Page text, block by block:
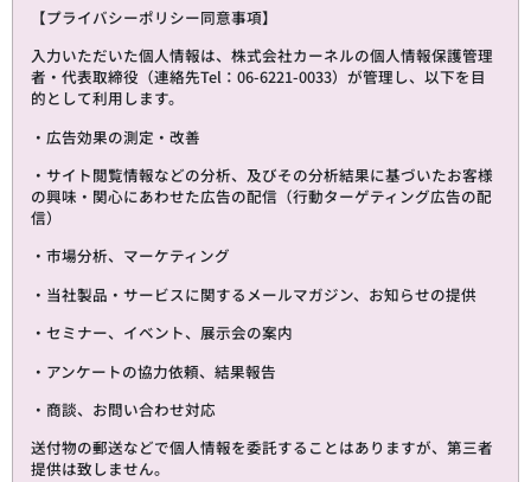
【プライバシーポリシー同意事項】
入力いただいた個人情報は、株式会社カーネルの個人情報保護管理
者・代表取締役（連絡先Tel：06-6221-0033）が管理し、以下を目
的として利用します。
・広告効果の測定・改善
・サイト閲覧情報などの分析、及びその分析結果に基づいたお客様
の興味・関心にあわせた広告の配信（行動ターゲティング広告の配
信）
・市場分析、マーケティング
・当社製品・サービスに関するメールマガジン、お知らせの提供
・セミナー、イベント、展示会の案内
・アンケートの協力依頼、結果報告
・商談、お問い合わせ対応
送付物の郵送などで個人情報を委託することはありますが、第三者
提供は致しません。